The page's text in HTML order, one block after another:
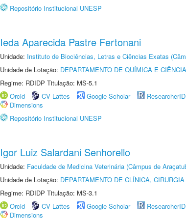
Repositório Institucional UNESP
Ieda Aparecida Pastre Fertonani
Unidade: Instituto de Biociências, Letras e Ciências Exatas
Unidade de Lotação: DEPARTAMENTO DE QUÍMICA E
Regime: RDIDP Titulação: MS-5.1
Orcid
CV Lattes Google Scholar ResearcherID
Dimensions
Repositório Institucional UNESP
Igor Luiz Salardani Senhorello
Unidade: Faculdade de Medicina Veterinária (Câmpus de
Unidade de Lotação: DEPARTAMENTO DE CLÍNICA,
Regime: RDIDP Titulação: MS-3.1
Orcid
CV Lattes Google Scholar ResearcherID
Dimensions